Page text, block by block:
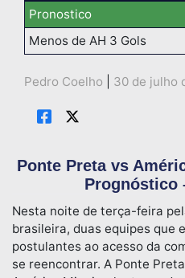
Pronostico
Menos de AH 3 Gols
Pedro Coelho 30 de julho
Ponte Preta vs
Prognóstico
Nesta noite de terça-feira
brasileira, duas equipes que
postulantes ao acesso da
se reencontrar. A Ponte